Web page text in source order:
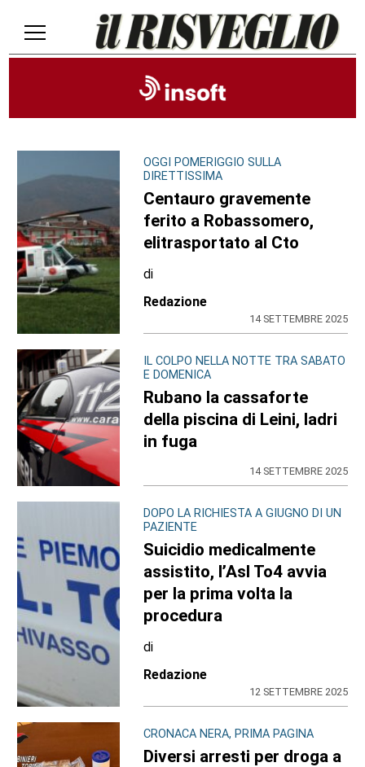
OGGI POMERIGGIO SULLA
DIRETTISSIMA
Centauro gravemente
ferito a Robassomero,
elitrasportato al Cto
di
Redazione
14 SETTEMBRE 2025
IL COLPO NELLA NOTTE TRA SABATO
E DOMENICA
Rubano la cassaforte
della piscina di Leini, ladri
in fuga
14 SETTEMBRE 2025
DOPO LA RICHIESTA A GIUGNO DI UN
PAZIENTE
Suicidio medicalmente
assistito, l’Asl To4 avvia
per la prima volta la
procedura
di
Redazione
12 SETTEMBRE 2025
CRONACA NERA, PRIMA PAGINA
Diversi arresti per droga a